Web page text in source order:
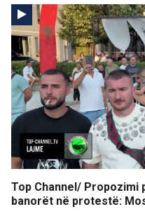
Top Channel/
banorët në protestë: